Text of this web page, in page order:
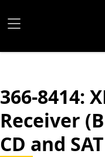
366-8414:
Receiver
CD and SAT